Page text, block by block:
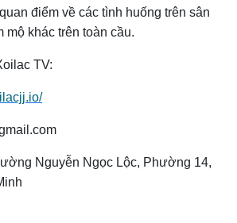
điểm về các tình huống trên sân
khác trên toàn cầu.
TV:
Nguyễn Ngọc Lộc, Phường 14,